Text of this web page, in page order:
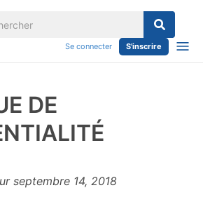
Se connecter S'inscrire
DE
septembre 14, 2018